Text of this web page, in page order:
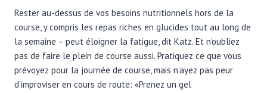
Rester au-dessus de vos besoins nutritionnels hors de la
course, y compris les repas riches en glucides tout au long de
la semaine – peut éloigner la fatigue, dit Katz. Et n’oubliez
pas de faire le plein de course aussi. Pratiquez ce que vous
prévoyez pour la journée de course, mais n’ayez pas peur
d’improviser en cours de route: «Prenez un gel